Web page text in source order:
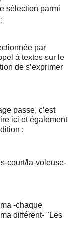
sélection parmi
par
à textes sur le
de s’exprimer
passe, c’est
ici et également
:
court/la-voleuse-
-chaque
différent- "Les